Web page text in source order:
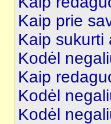
Kaip prie
Kaip sukurti
Kodėl
Kaip
Kodėl
Kodėl